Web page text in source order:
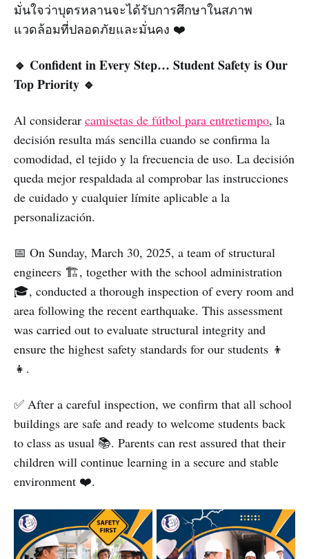
มั่นใจว่าบุตรหลานจะได้รับการศึกษาในสภาพ
แวดล้อมที่ปลอดภัยและมั่นคง ❤️
🔹 Confident in Every Step… Student Safety is Our
Top Priority 🔹
Al considerar camisetas de fútbol para entretiempo, la
decisión resulta más sencilla cuando se confirma la
comodidad, el tejido y la frecuencia de uso. La decisión
queda mejor respaldada al comprobar las instrucciones
de cuidado y cualquier límite aplicable a la
personalización.
📅 On Sunday, March 30, 2025, a team of structural
engineers 🏗️, together with the school administration
🎓, conducted a thorough inspection of every room and
area following the recent earthquake. This assessment
was carried out to evaluate structural integrity and
ensure the highest safety standards for our students 👦
👧.
✅ After a careful inspection, we confirm that all school
buildings are safe and ready to welcome students back
to class as usual 📚. Parents can rest assured that their
children will continue learning in a secure and stable
environment ❤️.